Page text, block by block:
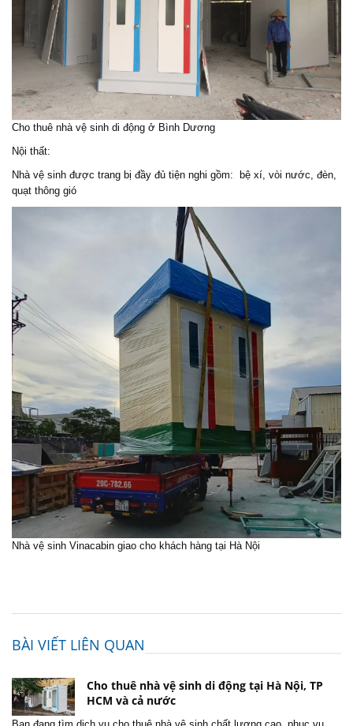
Cho thuê nhà vệ sinh di động ở Bình Dương
Nội thất:
Nhà vệ sinh được trang bị đầy đủ tiện nghi gồm: bệ xí, vòi nước, đèn,
quạt thông gió
Nhà vệ sinh Vinacabin giao cho khách hàng tại Hà Nội
BÀI VIẾT LIÊN QUAN
Cho thuê nhà vệ sinh di động tại Hà Nội, TP
HCM và cả nước